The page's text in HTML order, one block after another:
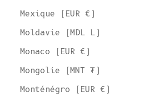
Mexique (EUR €)
Moldavie (MDL L)
Monaco (EUR €)
Mongolie (MNT ₮)
Monténégro (EUR €)